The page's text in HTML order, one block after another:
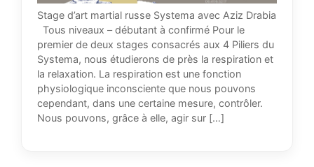
Stage d’art martial russe Systema avec Aziz Drabia
Tous niveaux – débutant à confirmé Pour le
premier de deux stages consacrés aux 4 Piliers du
Systema, nous étudierons de près la respiration et
la relaxation. La respiration est une fonction
physiologique inconsciente que nous pouvons
cependant, dans une certaine mesure, contrôler.
Nous pouvons, grâce à elle, agir sur […]